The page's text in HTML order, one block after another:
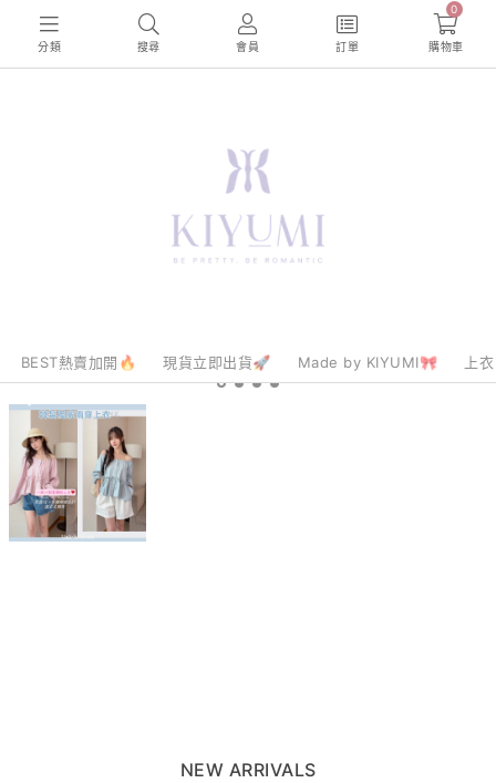
分類 搜尋 會員 訂單
0
購物車
BEST熱賣加開🔥 現貨立即出貨🚀 Made by KIYUMI🎀 上衣
NEW ARRIVALS